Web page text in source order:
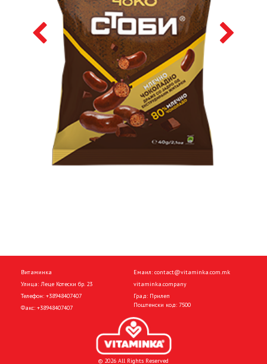
Витаминка
Улица: Леце Котески бр. 23
Телефон: +38948407407
Факс: +38948407407
Емаил: contact@vitaminka.com.mk
vitaminka.company
Град: Прилеп
Поштенски код: 7500
© 2026 All Rights Reserved